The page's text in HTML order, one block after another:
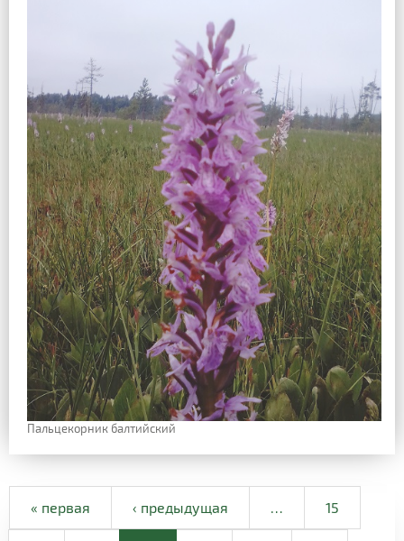
Пальцекорник балтийский
« первая ‹ предыдущая … 15